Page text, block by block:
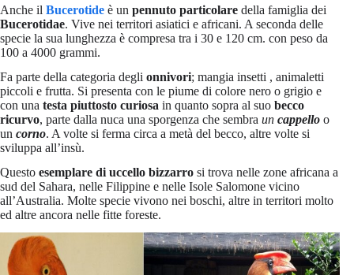
Anche il Bucerotide è un pennuto particolare della famiglia dei
Bucerotidae. Vive nei territori asiatici e africani. A seconda delle
specie la sua lunghezza è compresa tra i 30 e 120 cm. con peso da
100 a 4000 grammi.
Fa parte della categoria degli onnivori; mangia insetti , animaletti
piccoli e frutta. Si presenta con le piume di colore nero o grigio e
con una testa piuttosto curiosa in quanto sopra al suo becco
ricurvo, parte dalla nuca una sporgenza che sembra un cappello o
un corno. A volte si ferma circa a metà del becco, altre volte si
sviluppa all’insù.
Questo esemplare di uccello bizzarro si trova nelle zone africana a
sud del Sahara, nelle Filippine e nelle Isole Salomone vicino
all’Australia. Molte specie vivono nei boschi, altre in territori molto
ed altre ancora nelle fitte foreste.